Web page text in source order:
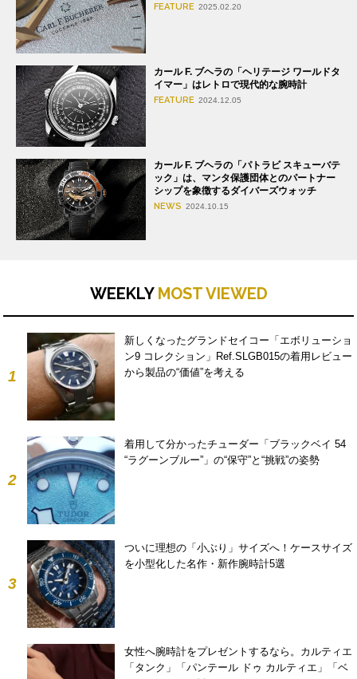
FEATURE 2025.02.20
カール F. ブヘラの「ヘリテージ ワールドタ
イマー」はレトロで現代的な腕時計
FEATURE 2024.12.05
カール F. ブヘラの「パトラビ スキューバテ
ック」は、マンタ保護団体とのパートナー
シップを象徴するダイバーズウォッチ
NEWS 2024.10.15
WEEKLY MOST VIEWED
1
新しくなったグランドセイコー「エボリューショ
ン9 コレクション」Ref.SLGB015の着用レビュー
から製品の“価値”を考える
2
着用して分かったチューダー「ブラックベイ 54
“ラグーンブルー”」の“保守”と“挑戦”の姿勢
3
ついに理想の「小ぶり」サイズへ！ケースサイズ
を小型化した名作・新作腕時計5選
女性へ腕時計をプレゼントするなら。カルティエ
「タンク」「パンテール ドゥ カルティエ」「ベ